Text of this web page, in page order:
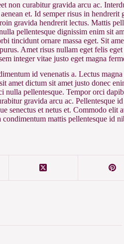
non curabitur gravida arcu ac.
et. Id semper risus in
gravida hendrerit lectus. Mattis
pellentesque dignissim enim sit
tincidunt ornare massa eget. Sit
purus. Amet risus nullam eget felis
integer vitae justo eget magna
id venenatis a. Lectus
amet dictum sit amet justo donec
nulla pellentesque. Tempor orci
gravida arcu ac. Pellentesque
senectus et netus et. Commodo
mattis pellentesque id